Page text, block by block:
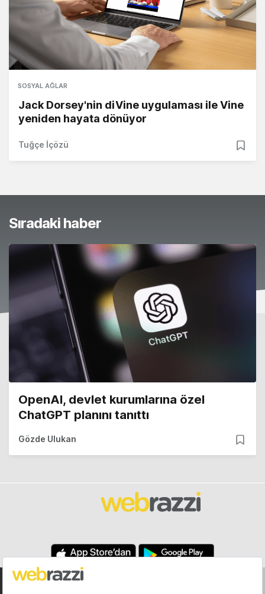
SOSYAL AĞLAR
Jack Dorsey'nin diVine uygulaması ile Vine
yeniden hayata dönüyor
Tuğçe İçözü
Sıradaki haber
OpenAI, devlet kurumlarına özel
ChatGPT planını tanıttı
Gözde Ulukan